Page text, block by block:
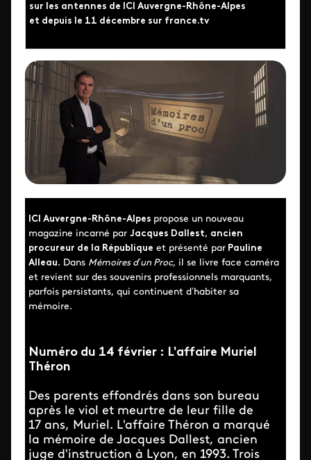
sur les antennes de ICI Auvergne-Rhône-Alpes
et depuis le 11 décembre sur france.tv
ICI Auvergne-Rhône-Alpes propose un nouveau
magazine incarné par Jacques Dallest, ancien
procureur de la République et présenté par Pauline
Alleau. Dans Mémoires d’un Proc, il se livre face caméra
et revient sur des souvenirs professionnels marquants,
parfois persistants, qui continuent d’habiter sa
mémoire.
Numéro du 14 février : L'affaire Muriel
Théron
Des parents effondrés dans son bureau
après le viol et meurtre de leur fille de
17 ans, Muriel. L'affaire Théron a marqué
la mémoire de Jacques Dallest, ancien
juge d'instruction à Lyon, en 1993. Trois